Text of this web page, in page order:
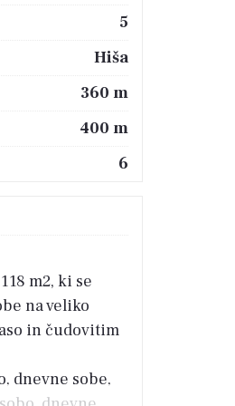
5
Hiša
360 m
400 m
6
m2, ki se
na veliko
in čudovitim
dnevne sobe,